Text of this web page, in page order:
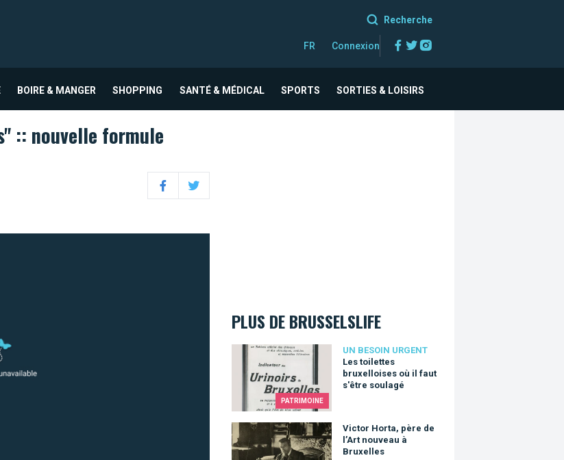
Recherche
FR Connexion Facebook
Twitter
BOIRE & MANGER SHOPPING SANTÉ & MÉDICAL SPORTS SORTIES & LOISIRS
:: nouvelle formule
FacebookTwitter
PLUS DE BRUSSELSLIFE
PATRIMOINE
UN BESOIN URGENT
Les toilettes
bruxelloises où il faut
s'être soulagé
Les toilettes bruxelloises où il faut s'être soulagé
Victor Horta, père de
l’Art nouveau à
Bruxelles
Victor Horta, père de l’Art nouveau à Bruxelles